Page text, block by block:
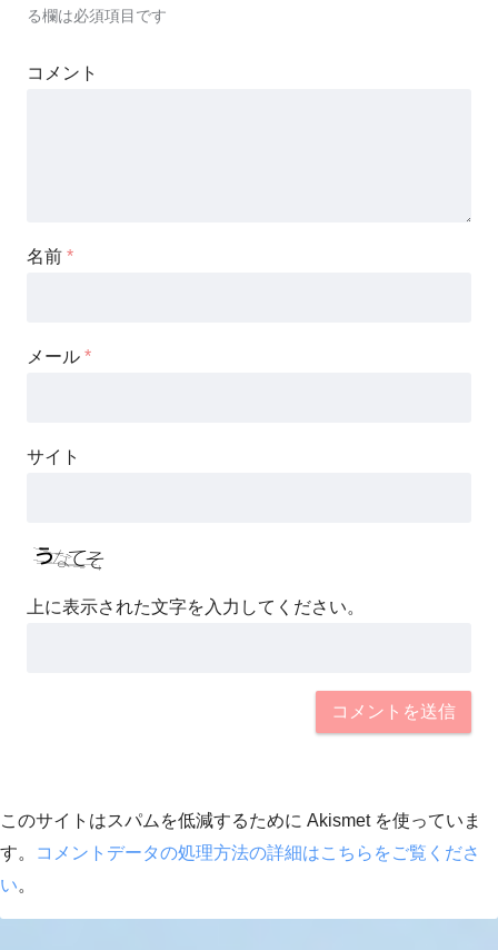
る欄は必須項目です
コメント
名前 *
メール *
サイト
上に表示された文字を入力してください。
このサイトはスパムを低減するために Akismet を使っていま
す。
コメントデータの処理方法の詳細はこちらをご覧くださ
い。